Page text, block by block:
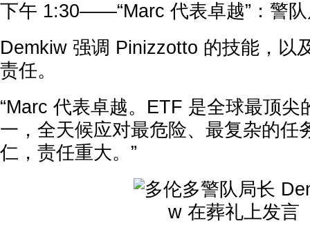
下午 1:30——“Marc 代表卓越”：警
Demkiw 强调 Pinizzotto 的技能，以
责任。
“Marc 代表卓越。ETF 是全球最顶尖
一，全天候应对最危险、最复杂的任
仁，责任重大。”